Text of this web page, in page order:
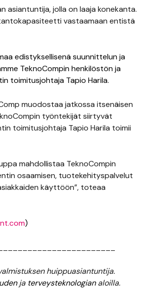
asiantuntija, jolla on laaja konekanta.
vastaamaan entistä
edistyksellisenä suunnittelun ja
TeknoCompin henkilöstön ja
toimitusjohtaja Tapio Harila.
muodostaa jatkossa itsenäisen
työntekijät siirtyvät
toimitusjohtaja Tapio Harila toimii
mahdollistaa TeknoCompin
osaamisen, tuotekehityspalvelut
käyttöön”, toteaa
)
huippuasiantuntija.
ja terveysteknologianaloilla.